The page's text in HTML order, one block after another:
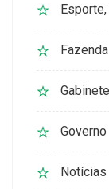
Fazenda
Gabinete
Governo
Notícias